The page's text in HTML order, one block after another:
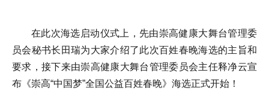
在此次海选启动仪式上，先由崇高健康大舞台管理委
员会秘书长田瑞为大家介绍了此次百姓春晚海选的主旨和
要求，接下来由崇高健康大舞台管理委员会主任释净云宣
布《崇高“中国梦”全国公益百姓春晚》海选正式开始！